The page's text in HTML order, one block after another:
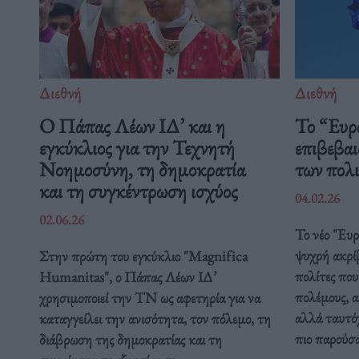
Διεθνή
Ο Πάπας Λέων ΙΔ’ και η
εγκύκλιος για την Τεχνητή
Νοημοσύνη, τη δημοκρατία
και τη συγκέντρωση ισχύος
02.06.26
Στην πρώτη του εγκύκλιο "Magnifica
Humanitas", ο Πάπας Λέων ΙΔ’
χρησιμοποιεί την ΤΝ ως αφετηρία για να
καταγγείλει την ανισότητα, τον πόλεμο, τη
διάβρωση της δημοκρατίας και τη
Διεθνή
Το
των
04.02.26
Το νέο
ψυχρή
πολίτες
πολέμους,
αλλά
πιο